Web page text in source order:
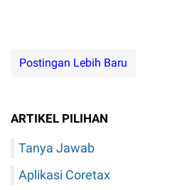
Postingan Lebih Baru
ARTIKEL PILIHAN
Tanya Jawab
Aplikasi Coretax